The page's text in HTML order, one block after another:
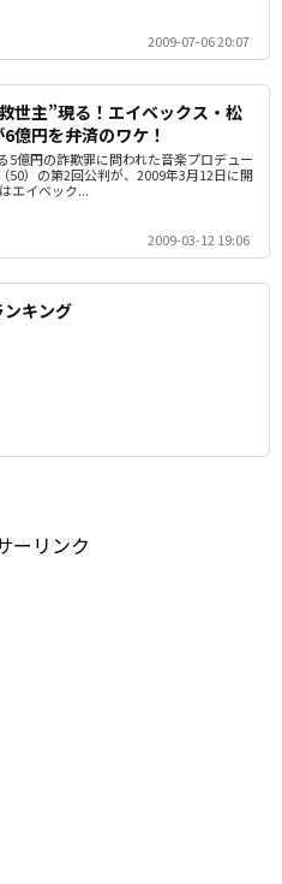
2009-07-06 20:07
世主”現る！エイベックス・松
億円を弁済のワケ！
5億円の詐欺罪に問われた音楽プロデュー
50）の第2回公判が、2009年3月12日に開
エイベック...
2009-03-12 19:06
キング
ーリンク